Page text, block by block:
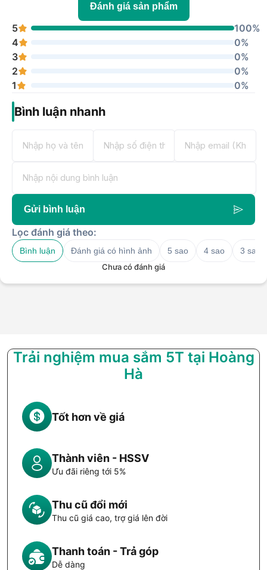
Đánh giá sản phẩm
5
100%
4
0%
3
0%
2
0%
1
0%
Bình luận nhanh
Gửi bình luận
Lọc đánh giá theo:
Bình luận Đánh giá có hình ảnh 5 sao 4 sao
3 sao
Chưa có đánh giá
Trải nghiệm mua sắm 5T tại Hoàng
Hà
Tốt hơn về giá
Thành viên - HSSV
Ưu đãi riêng tới 5%
Thu cũ đổi mới
Thu cũ giá cao, trợ giá lên đời
Thanh toán - Trả góp
Dễ dàng